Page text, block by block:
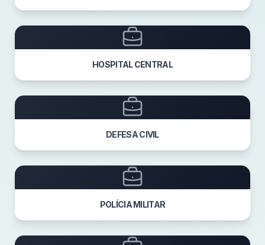
HOSPITAL CENTRAL
DEFESA CIVIL
POLÍCIA MILITAR